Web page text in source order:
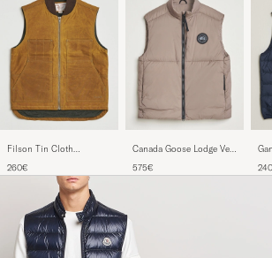
Filson Tin Cloth
Tan
260€
Canada Goose Lodge Vest
575€